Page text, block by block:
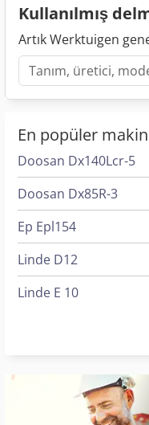
Kullanılmış
Artık Werktuigen
En popüler
Doosan Dx140Lcr-5
Doosan Dx85R-3
Ep Epl154
Linde D12
Linde E 10
Linde L 12